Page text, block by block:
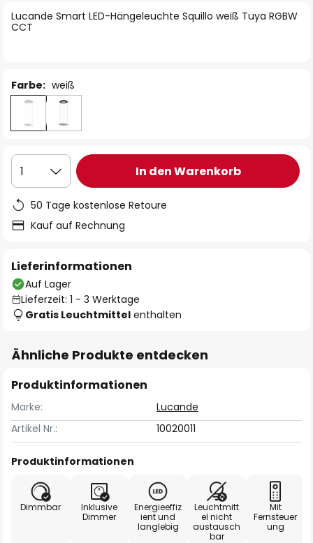
Lucande Smart LED-Hängeleuchte Squillo weiß Tuya RGBW
CCT
Farbe: weiß
1 In den Warenkorb
50 Tage kostenlose Retoure
Kauf auf Rechnung
Lieferinformationen
Auf Lager
Lieferzeit: 1 - 3 Werktage
Gratis Leuchtmittel enthalten
Ähnliche Produkte entdecken
Produktinformationen
Marke:
Lucande
Artikel Nr.:
10020011
Produktinformationen
Dimmbar
Inklusive
Dimmer
Energieeffiz
ient und
langlebig
Leuchtmitt
el nicht
austausch
bar
Mit
Fernsteuer
ung